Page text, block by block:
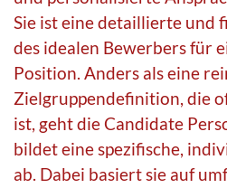
Sie ist eine detaillierte und
des idealen Bewerbers für
Position. Anders als eine
Zielgruppendefinition, die
ist, geht die Candidate
bildet eine spezifische,
ab. Dabei basiert sie auf